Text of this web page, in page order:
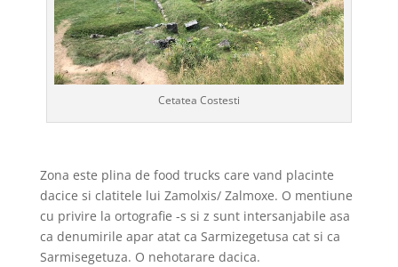
Cetatea Costesti
Zona este plina de food trucks care vand placinte
dacice si clatitele lui Zamolxis/ Zalmoxe. O mentiune
cu privire la ortografie -s si z sunt intersanjabile asa
ca denumirile apar atat ca Sarmizegetusa cat si ca
Sarmisegetuza. O nehotarare dacica.